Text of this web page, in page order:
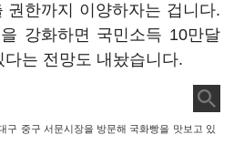
권한까지 이양하자는 겁니다.
강화하면 국민소득 10만달
는 전망도 내놨습니다.
구 중구 서문시장을 방문해 국화빵을 맛보고 있